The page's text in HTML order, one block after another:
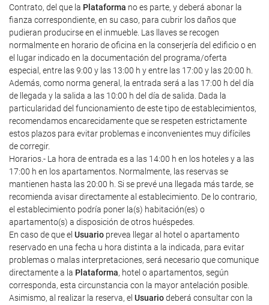
Contrato, del que la Plataforma no es parte, y deberá abonar la
fianza correspondiente, en su caso, para cubrir los daños que
pudieran producirse en el inmueble. Las llaves se recogen
normalmente en horario de oficina en la conserjería del edificio o en
el lugar indicado en la documentación del programa/oferta
especial, entre las 9:00 y las 13:00 h y entre las 17:00 y las 20:00 h.
Además, como norma general, la entrada será a las 17:00 h del día
de llegada y la salida a las 10:00 h del día de salida. Dada la
particularidad del funcionamiento de este tipo de establecimientos,
recomendamos encarecidamente que se respeten estrictamente
estos plazos para evitar problemas e inconvenientes muy difíciles
de corregir.
Horarios.- La hora de entrada es a las 14:00 h en los hoteles y a las
17:00 h en los apartamentos. Normalmente, las reservas se
mantienen hasta las 20:00 h. Si se prevé una llegada más tarde, se
recomienda avisar directamente al establecimiento. De lo contrario,
el establecimiento podría poner la(s) habitación(es) o
apartamento(s) a disposición de otros huéspedes.
En caso de que el Usuario prevea llegar al hotel o apartamento
reservado en una fecha u hora distinta a la indicada, para evitar
problemas o malas interpretaciones, será necesario que comunique
directamente a la Plataforma, hotel o apartamentos, según
corresponda, esta circunstancia con la mayor antelación posible.
Asimismo, al realizar la reserva, el Usuariodeberá consultar con la